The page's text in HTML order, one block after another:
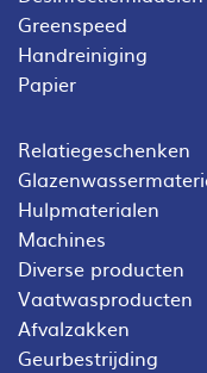
Greenspeed
Handreiniging
Papier
Relatiegeschenken
Hulpmaterialen
Machines
Diverse producten
Vaatwasproducten
Afvalzakken
Geurbestrijding